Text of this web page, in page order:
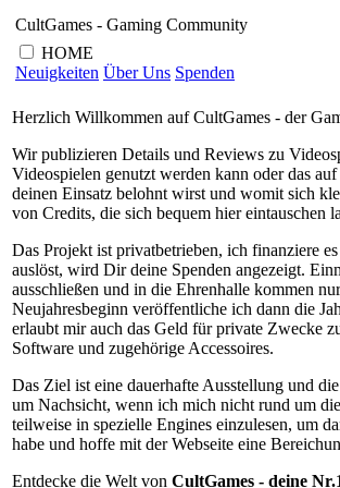
CultGames - Gaming Community
HOME
Neuigkeiten Über Uns Spenden
Herzlich Willkommen auf CultGames - der
Wir publizieren Details und Reviews zu
Videospielen genutzt werden kann oder das
deinen Einsatz belohnt wirst und womit sich
von Credits, die sich bequem hier eintauschen
Das Projekt ist privatbetrieben, ich finanziere
auslöst, wird Dir deine Spenden angezeigt.
ausschließen und in die Ehrenhalle kommen
Neujahresbeginn veröffentliche ich dann die
erlaubt mir auch das Geld für private Zwecke
Software und zugehörige Accessoires.
Das Ziel ist eine dauerhafte Ausstellung und
um Nachsicht, wenn ich mich nicht rund um
teilweise in spezielle Engines einzulesen, um
habe und hoffe mit der Webseite eine
Entdecke die Welt von CultGames - deine